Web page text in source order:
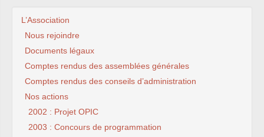
L’Association
Nous rejoindre
Documents légaux
Comptes rendus des assemblées générales
Comptes rendus des conseils d’administration
Nos actions
2002 : Projet OPIC
2003 : Concours de programmation